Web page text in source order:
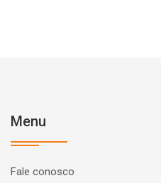
Menu
Fale conosco